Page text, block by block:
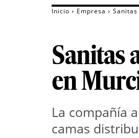
Inicio Empresa
Sanitas
en
La compañía
camas